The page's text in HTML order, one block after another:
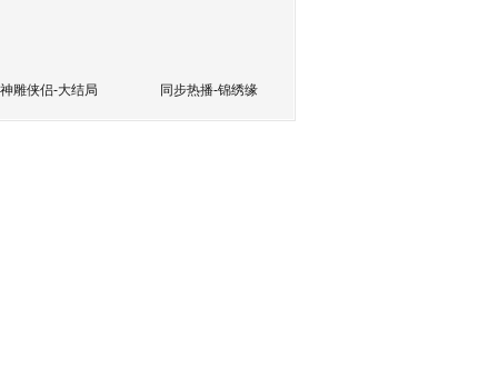
神雕侠侣-大结局 同步热播-锦绣缘